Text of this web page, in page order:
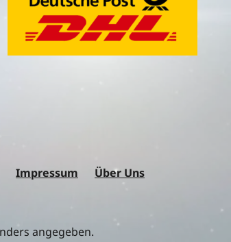
Impressum Über Uns
angegeben.